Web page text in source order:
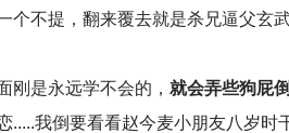
不提，翻来覆去就是杀兄逼父玄武
刚是永远学不会的， 就会弄些狗屁
我倒要看看赵今麦小朋友八岁时